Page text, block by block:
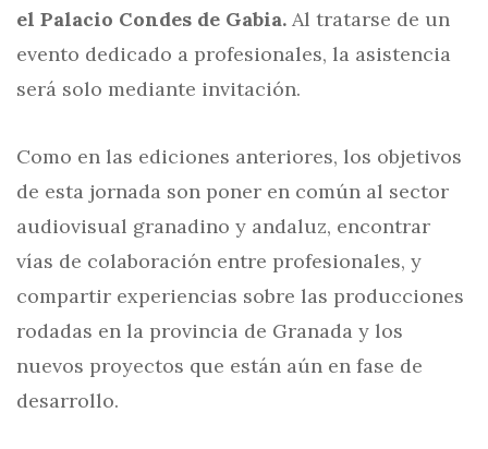
el Palacio Condes de Gabia. Al tratarse de un
evento dedicado a profesionales, la asistencia
será solo mediante invitación.
Como en las ediciones anteriores, los objetivos
de esta jornada son poner en común al sector
audiovisual granadino y andaluz, encontrar
vías de colaboración entre profesionales, y
compartir experiencias sobre las producciones
rodadas en la provincia de Granada y los
nuevos proyectos que están aún en fase de
desarrollo.